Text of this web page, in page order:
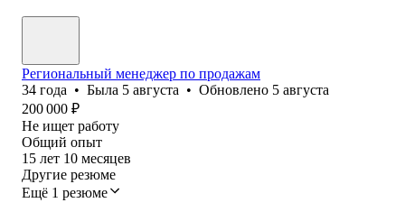
Региональный менеджер по продажам
34 года • Была 5 августа • Обновлено 5 августа
200 000 ₽
Не ищет работу
Общий опыт
15 лет 10 месяцев
Другие резюме
Ещё 1 резюме